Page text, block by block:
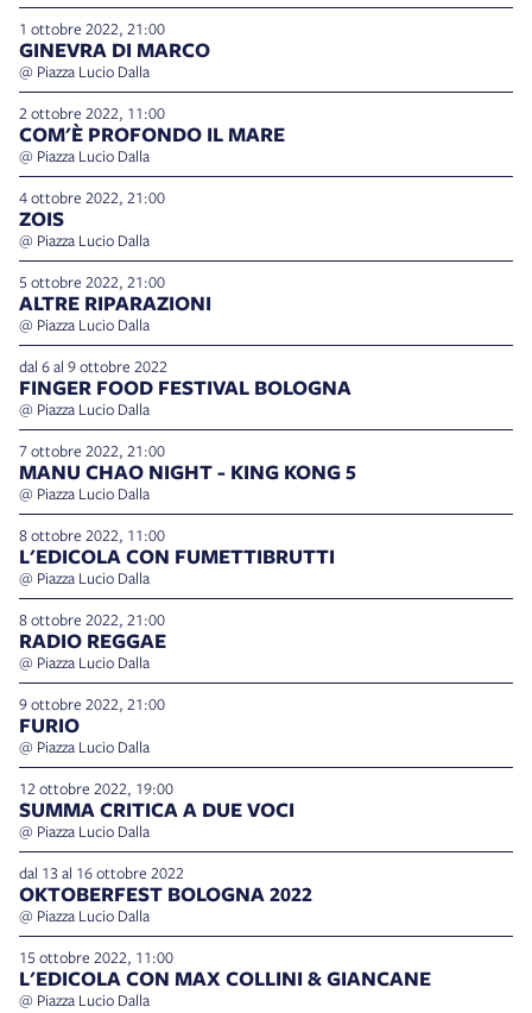
1 ottobre 2022, 21:00
GINEVRA DI MARCO
@ Piazza Lucio Dalla
2 ottobre 2022, 11:00
COM'È PROFONDO IL MARE
@ Piazza Lucio Dalla
4 ottobre 2022, 21:00
ZOIS
@ Piazza Lucio Dalla
5 ottobre 2022, 21:00
ALTRE RIPARAZIONI
@ Piazza Lucio Dalla
dal 6 al 9 ottobre 2022
FINGER FOOD FESTIVAL BOLOGNA
@ Piazza Lucio Dalla
7 ottobre 2022, 21:00
MANU CHAO NIGHT - KING KONG 5
@ Piazza Lucio Dalla
8 ottobre 2022, 11:00
L'EDICOLA CON FUMETTIBRUTTI
@ Piazza Lucio Dalla
8 ottobre 2022, 21:00
RADIO REGGAE
@ Piazza Lucio Dalla
9 ottobre 2022, 21:00
FURIO
@ Piazza Lucio Dalla
12 ottobre 2022, 19:00
SUMMA CRITICA A DUE VOCI
@ Piazza Lucio Dalla
dal 13 al 16 ottobre 2022
OKTOBERFEST BOLOGNA 2022
@ Piazza Lucio Dalla
15 ottobre 2022, 11:00
L'EDICOLA CON MAX COLLINI & GIANCANE
@ Piazza Lucio Dalla